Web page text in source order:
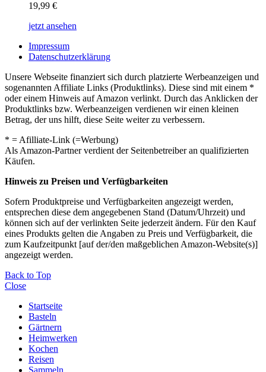
19,99 €
jetzt ansehen
Impressum
Datenschutzerklärung
Unsere Webseite finanziert sich durch platzierte Werbeanzeigen und
sogenannten Affiliate Links (Produktlinks). Diese sind mit einem *
oder einem Hinweis auf Amazon verlinkt. Durch das Anklicken der
Produktlinks bzw. Werbeanzeigen verdienen wir einen kleinen
Betrag, der uns hilft, diese Seite weiter zu verbessern.
* = Afilliate-Link (=Werbung)
Als Amazon-Partner verdient der Seitenbetreiber an qualifizierten
Käufen.
Hinweis zu Preisen und Verfügbarkeiten
Sofern Produktpreise und Verfügbarkeiten angezeigt werden,
entsprechen diese dem angegebenen Stand (Datum/Uhrzeit) und
können sich auf der verlinkten Seite jederzeit ändern. Für den Kauf
eines Produkts gelten die Angaben zu Preis und Verfügbarkeit, die
zum Kaufzeitpunkt [auf der/den maßgeblichen Amazon-Website(s)]
angezeigt werden.
Back to Top
Close
Startseite
Basteln
Gärtnern
Heimwerken
Kochen
Reisen